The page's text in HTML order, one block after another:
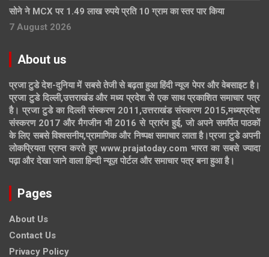
सोने ने MCX पर 1.49 लाख रुपये प्रति 10 ग्राम का स्तर पार किया
7 August 2026
About us
प्रजा टुडे देश-दुनिया में सबसे तेजी से बढ़ता हुआ हिंदी न्यूज पेपर और वेबसाइट है।
प्रजा टुडे दिल्ली,उत्तराखंड और मध्य प्रदेश से एक साथ प्रकाशित समाचार पत्र
है। प्रजा टुडे का दिल्ली संस्करण 2011,उत्तराखंड संस्करण 2015,मध्यप्रदेश
संस्करण 2017 और मैगजीन भी 2016 से प्रारंभ हुई, जो अपने समर्पित पाठकों
के लिए सबसे विश्वसनीय,प्रामाणिक और निष्पक्ष समाचार लाता है।प्रजा टुडे अपनी
लोकप्रियता प्राप्त करते हुए www.prajatoday.com भारत का सबसे ज्यादा
पढ़ा और देखा जाने वाला हिन्दी न्यूज़ पोर्टल और समाचार पत्र बना हुआ है।
Pages
About Us
Contact Us
Privacy Policy